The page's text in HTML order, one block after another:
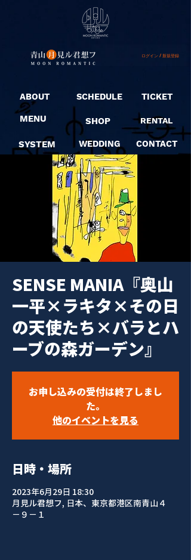
ログイン / 新規登録
ABOUT
MENU
SYSTEM
SCHEDULE
SHOP
WEDDING
TICKET
RENTAL
CONTACT
SENSE MANIA『奥山
一平×ラキタ×その日
の天使たち×バラとハ
ーブの森ガーデン』
お申し込みの受付は終了しまし
た。
他のイベントを見る
日時・場所
2023年6月29日 18:30
月見ル君想フ, 日本、東京都港区南青山４
−９−１